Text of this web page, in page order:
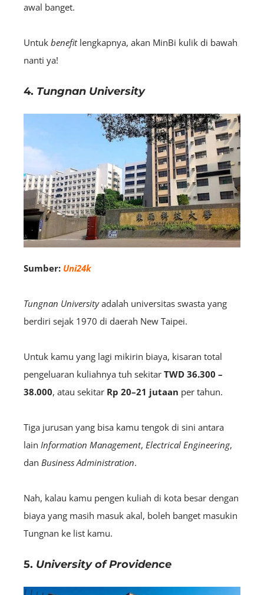
awal banget.
Untuk benefitlengkapnya, akan MinBi kulik di bawah
nanti ya!
4. Tungnan University
Sumber: Uni24k
Tungnan Universityadalah universitas swasta yang
berdiri sejak 1970 di daerah New Taipei.
Untuk kamu yang lagi mikirin biaya, kisaran total
pengeluaran kuliahnya tuh sekitar TWD 36.300 –
38.000, atau sekitar Rp 20–21 jutaan per tahun.
Tiga jurusan yang bisa kamu tengok di sini antara
lain Information Management, Electrical Engineering,
dan Business Administration.
Nah, kalau kamu pengen kuliah di kota besar dengan
biaya yang masih masuk akal, boleh banget masukin
Tungnan ke list kamu.
5. University of Providence